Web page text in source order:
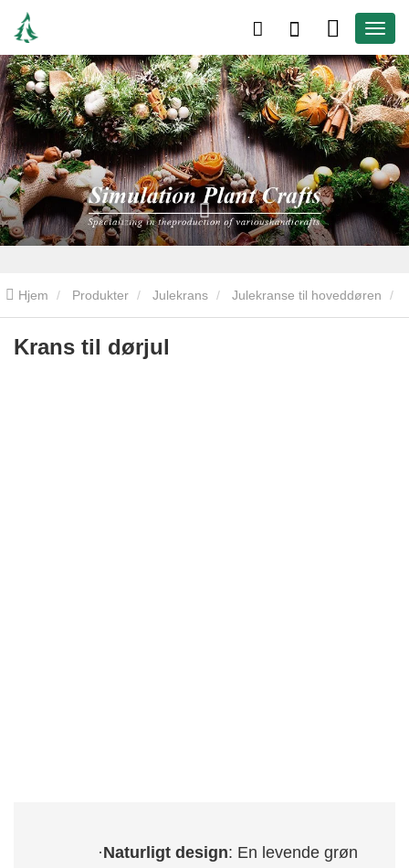
Hjem Produkter Julekrans Julekranse til hoveddøren
Krans til dørjul
Krans til dørjul
·Naturligt design: En levende grøn